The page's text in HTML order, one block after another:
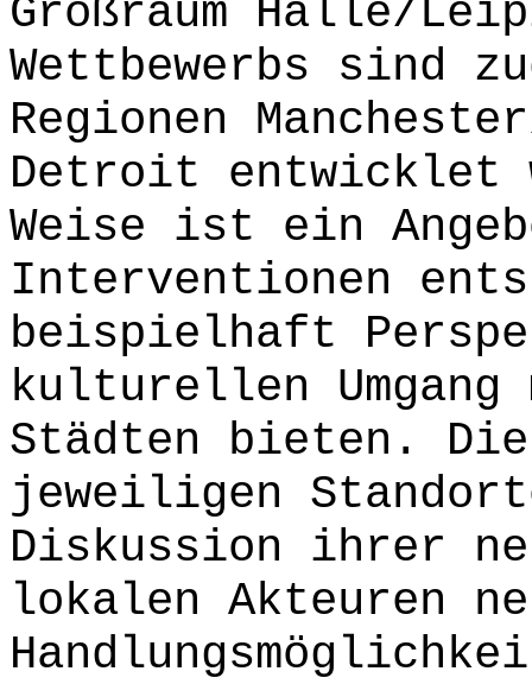
Großraum Halle/
Wettbewerbs sind
Regionen
Detroit entwicklet
Weise ist ein
Interventionen
beispielhaft
kulturellen Umgang
Städten bieten.
jeweiligen
Diskussion ihrer
lokalen Akteuren